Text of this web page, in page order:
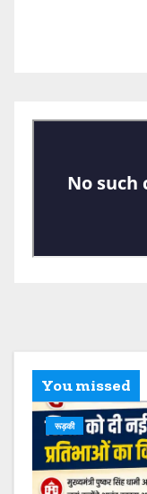
You missed
रूड़की